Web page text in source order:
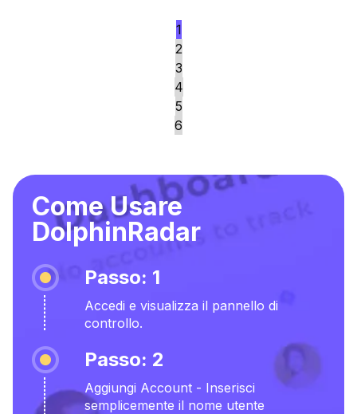
1
2
3
4
5
6
Come Usare
DolphinRadar
Passo: 1
Accedi e visualizza il pannello di
controllo.
Passo: 2
Aggiungi Account - Inserisci
semplicemente il nome utente